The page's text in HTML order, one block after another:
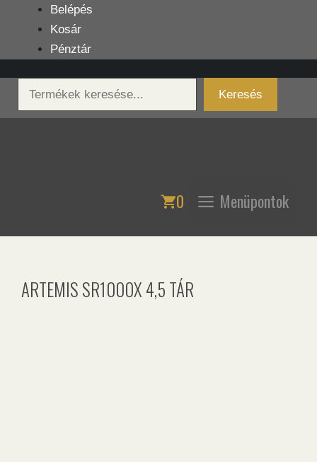
tartalomba
Belépés
Kosár
Pénztár
Keresés
Keresés
0 Menüpontok
ARTEMIS SR1000X 4,5 TÁR